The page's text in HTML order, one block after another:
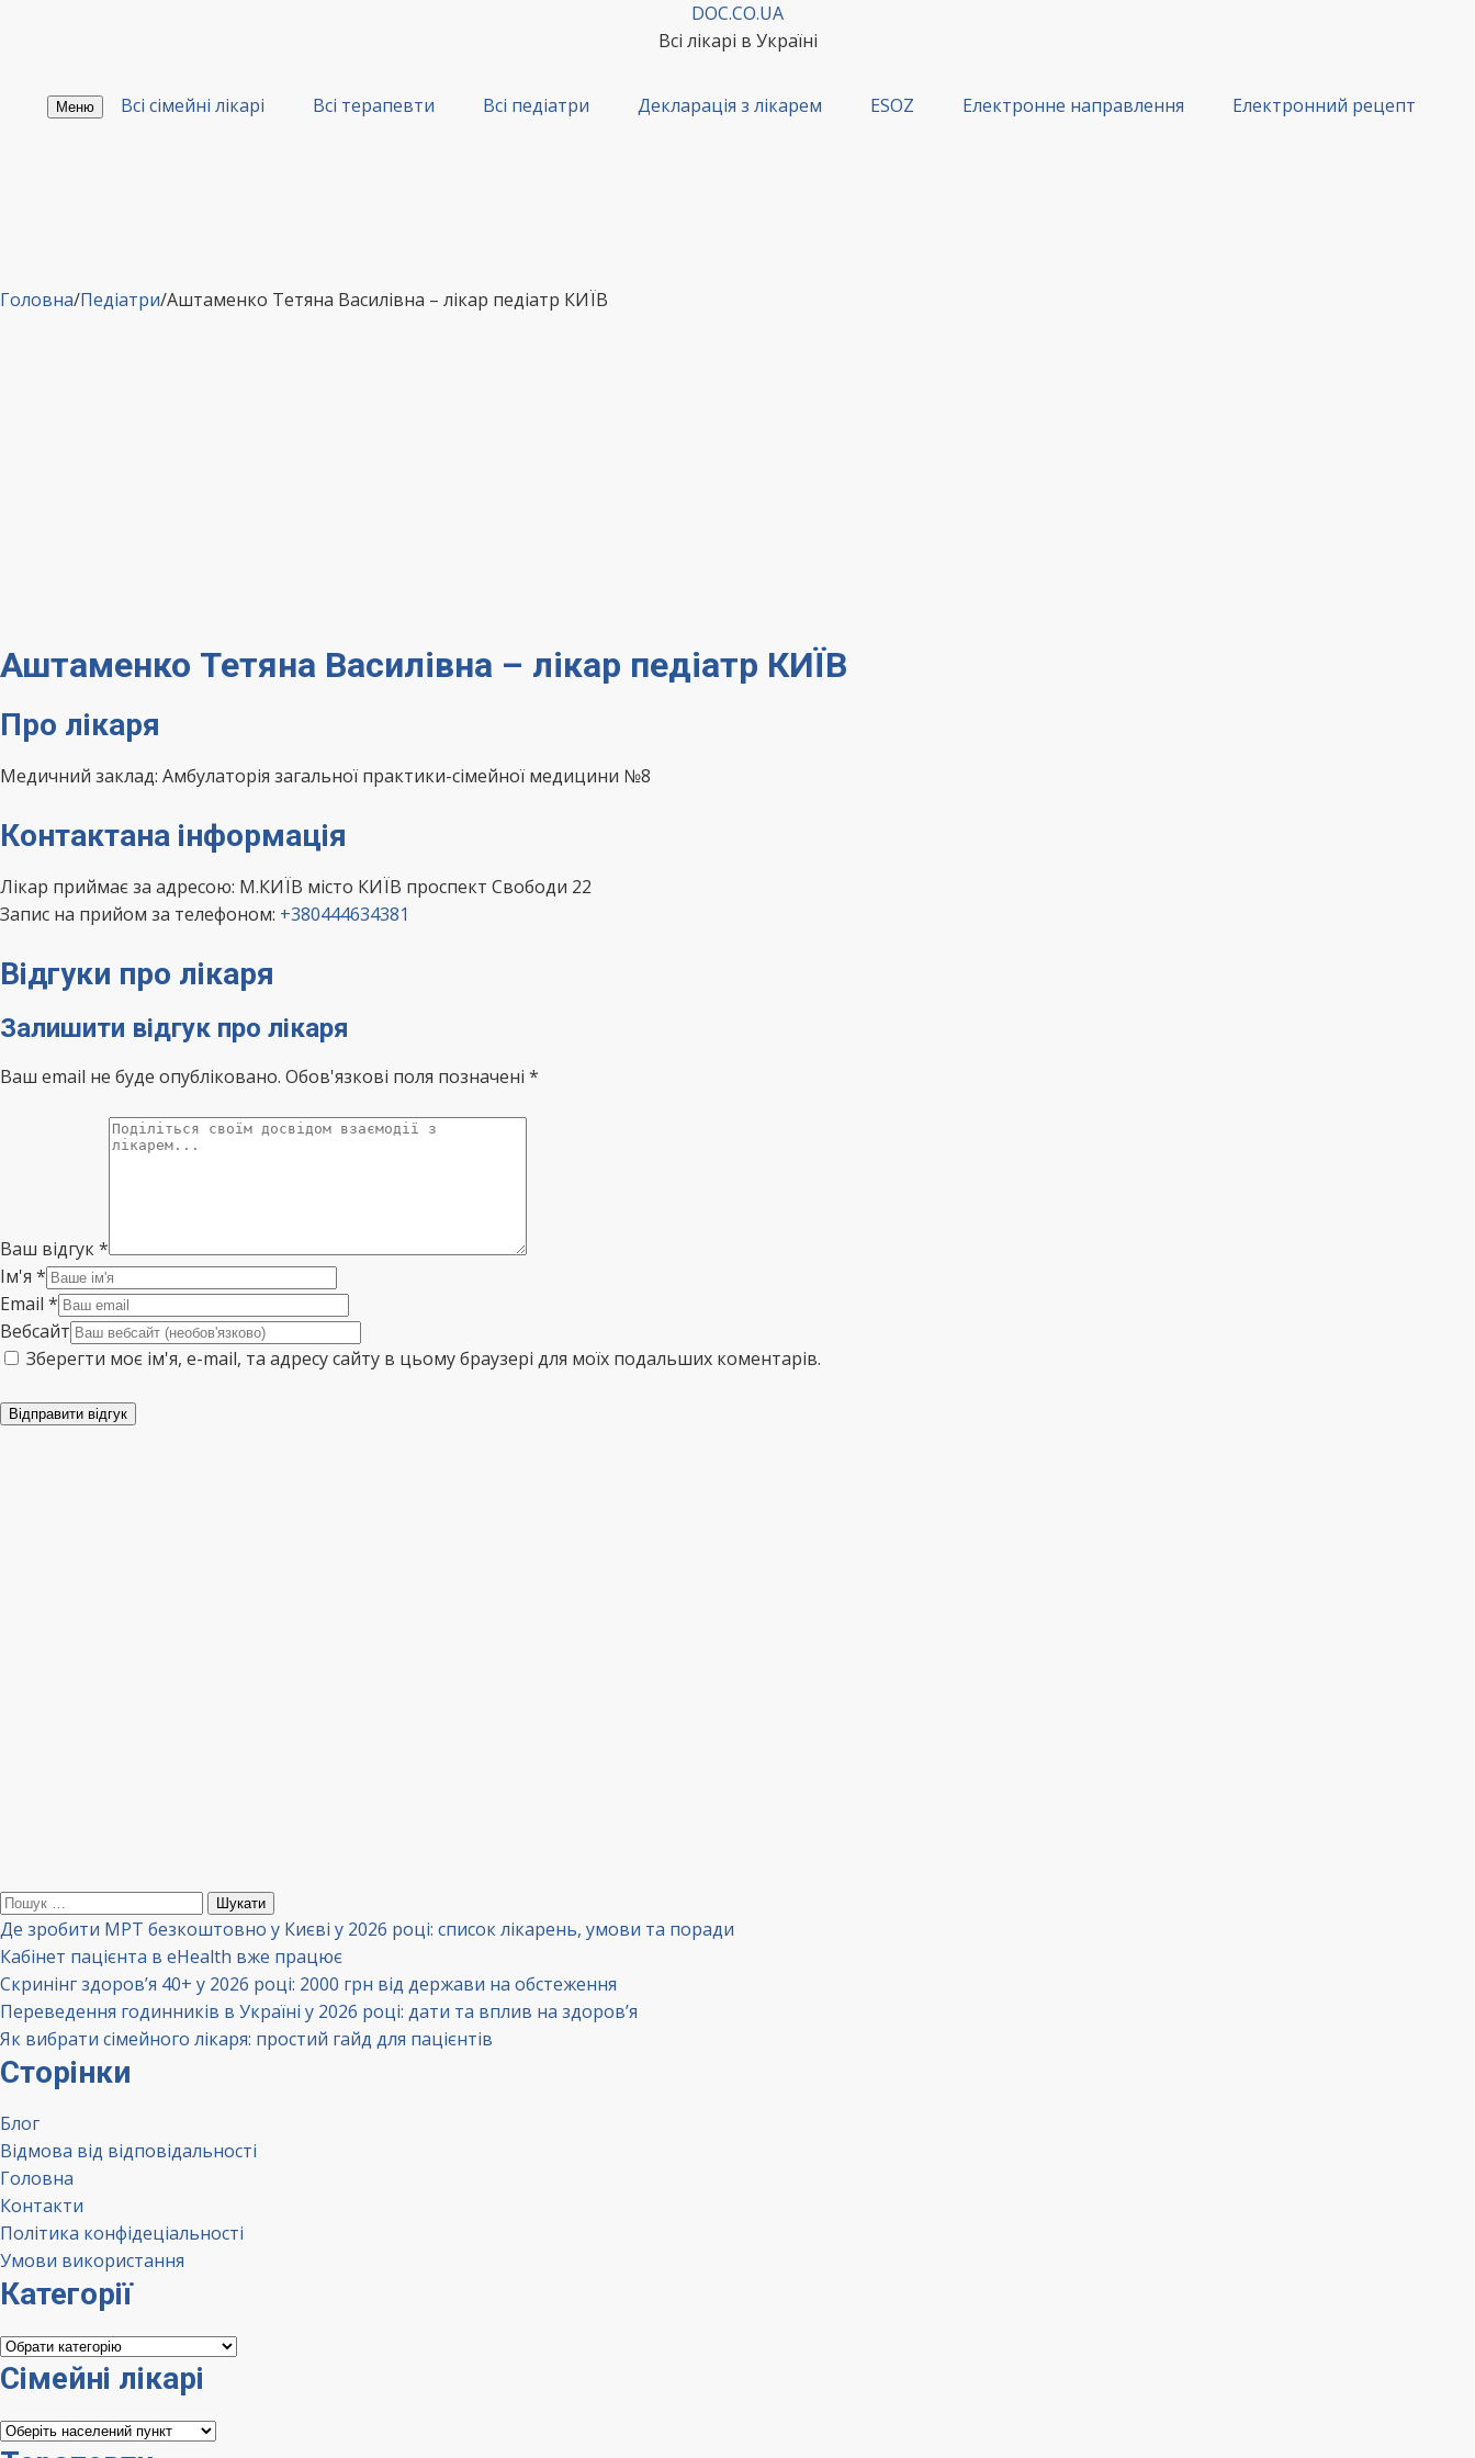
DOC.CO.UA
Всі лікарі в Україні
Меню Всі сімейні лікарі Всі терапевти Всі педіатри Декларація з лікарем ESOZ Електронне направлення Електронний рецепт
Головна/Педіатри/Аштаменко Тетяна Василівна – лікар педіатр КИЇВ
Аштаменко Тетяна Василівна – лікар педіатр КИЇВ
Про лікаря
Медичний заклад: Амбулаторія загальної практики-сімейної медицини №8
Контактана інформація
Лікар приймає за адресою: М.КИЇВ місто КИЇВ проспект Свободи 22
Запис на прийом за телефоном: +380444634381
Відгуки про лікаря
Залишити відгук про лікаря
Ваш email не буде опубліковано. Обов'язкові поля позначені *
Ваш відгук*
Ім'я *
Email *
Вебсайт
Зберегти моє ім'я, e-mail, та адресу сайту в цьому браузері для моїх подальших коментарів.
Відправити відгук
Пошук:
Де зробити МРТ безкоштовно у Києві у 2026 році: список лікарень, умови та поради
Кабінет пацієнта в eHealth вже працює
Скринінг здоров’я 40+ у 2026 році: 2000 грн від держави на обстеження
Переведення годинників в Україні у 2026 році: дати та вплив на здоров’я
Як вибрати сімейного лікаря: простий гайд для пацієнтів
Сторінки
Блог
Відмова від відповідальності
Головна
Контакти
Політика конфідеціальності
Умови використання
Категорії
Категорії
Сімейні лікарі
Сімейні